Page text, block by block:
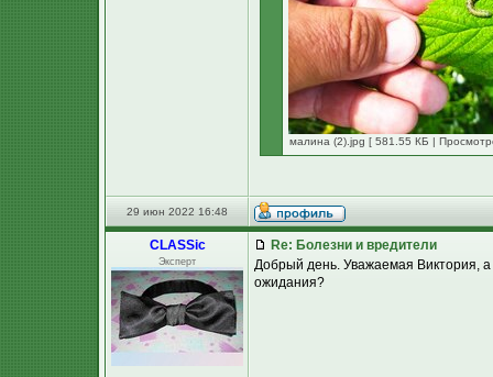
малина (2).jpg [ 581.55 КБ |
29 июн 2022 16:48
CLASSic
Эксперт
Re: Болезни и вредители
Добрый день. Уважаемая Виктория,
ожидания?